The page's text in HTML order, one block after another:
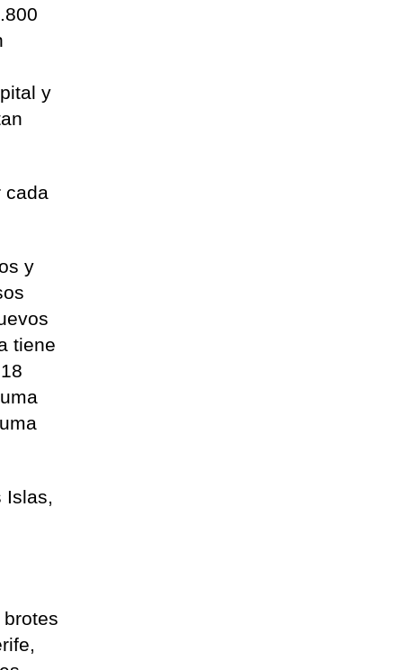
y
cada
y
tiene
Islas,